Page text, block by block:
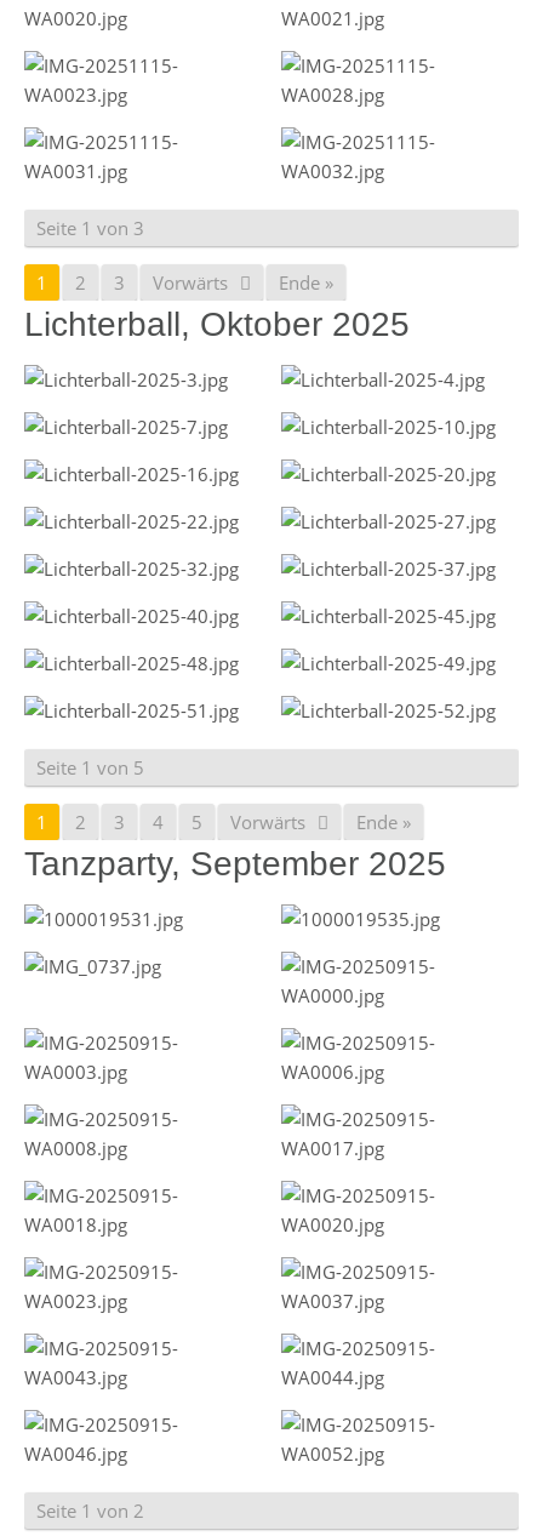
Seite 1 von 3
1 2 3 Vorwärts Ende »
Lichterball, Oktober 2025
Seite 1 von 5
1 2 3 4 5 Vorwärts Ende »
Tanzparty, September 2025
Seite 1 von 2